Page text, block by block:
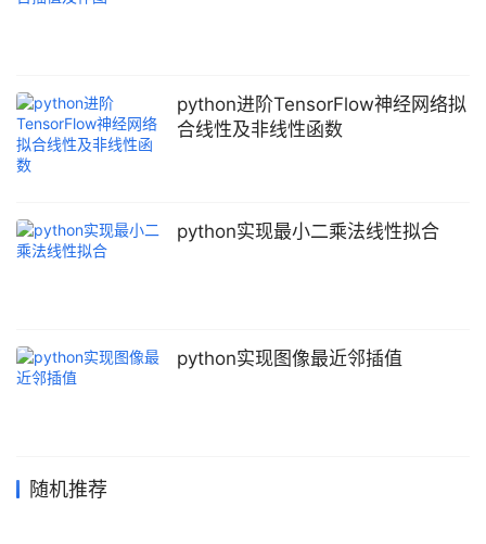
python进阶TensorFlow神经网络拟
合线性及非线性函数
python实现最小二乘法线性拟合
python实现图像最近邻插值
随机推荐